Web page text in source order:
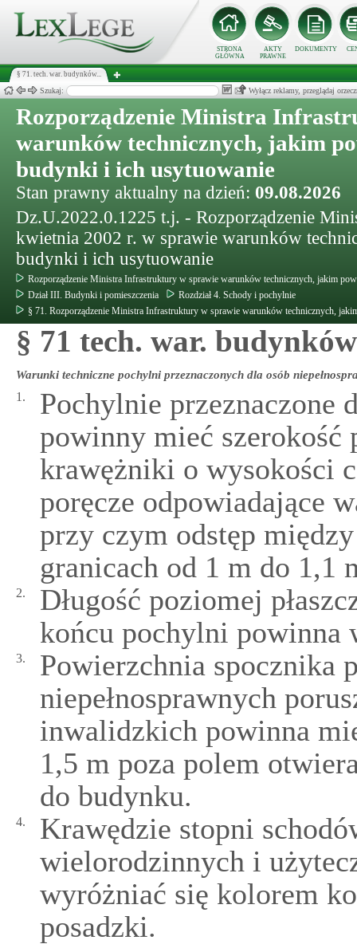
STRONA
GŁÓWNA
AKTY
PRAWNE
DOKUMENTY
§ 71. tech. war. budynków...
Szukaj: Wyłącz reklamy, przeglądaj
Rozporządzenie Ministra
warunków technicznych, jakim
budynki i ich usytuowanie
Stan prawny aktualny na dzień: 09.08.2026
Dz.U.2022.0.1225 t.j. - Rozporządzenie
kwietnia 2002 r. w sprawie warunków
budynki i ich usytuowanie
Rozporządzenie Ministra Infrastruktury w sprawie warunków technicznych, jakim
Dział III. Budynki i pomieszczenia
Rozdział 4. Schody i pochylnie
§ 71. Rozporządzenie Ministra Infrastruktury w sprawie warunków technicznych,
§ 71 tech. war. budynków
Warunki techniczne pochylni przeznaczonych dla osób
1.
Pochylnie przeznaczone
powinny mieć szerokość
krawężniki o wysokości
poręcze odpowiadające
przy czym odstęp
granicach od 1 m do 1,1
2.
Długość poziomej
końcu pochylni powinna
3.
Powierzchnia spocznika
niepełnosprawnych
inwalidzkich powinna
1,5 m poza polem
do budynku.
4.
Krawędzie stopni
wielorodzinnych i
wyróżniać się kolorem
posadzki.